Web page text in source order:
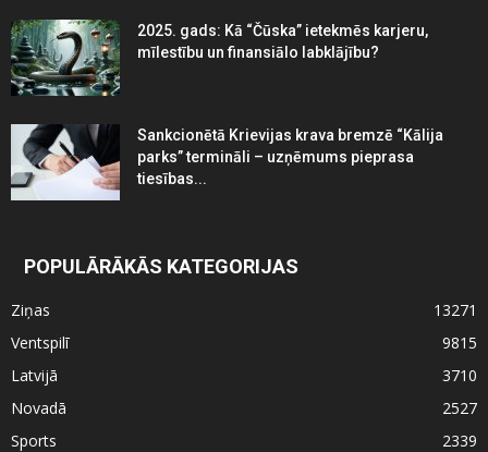
2025. gads: Kā “Čūska” ietekmēs karjeru,
mīlestību un finansiālo labklājību?
Sankcionētā Krievijas krava bremzē “Kālija
parks” termināli – uzņēmums pieprasa
tiesības...
POPULĀRĀKĀS KATEGORIJAS
Ziņas
13271
Ventspilī
9815
Latvijā
3710
Novadā
2527
Sports
2339